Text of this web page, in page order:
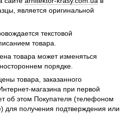
является оригинальной
текстовой
товара.
товара может изменяться
порядке.
товара, заказанного
магазина при первой
об этом Покупателя (телефоном
для получения подтверждения или